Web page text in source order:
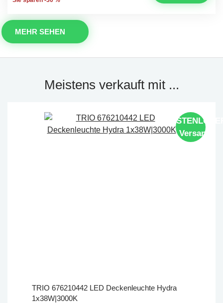
MEHR SEHEN
Meistens verkauft mit ...
Versand
TRIO 676210442 LED Deckenleuchte Hydra
1x38W|3000K